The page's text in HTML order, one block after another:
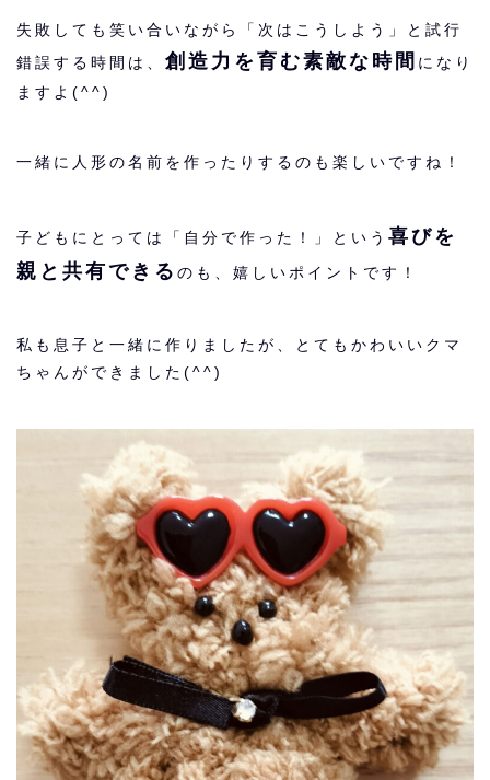
失敗しても笑い合いながら「次はこうしよう」と試行
錯誤する時間は、 創造力を育む素敵な時間 になり
ますよ(^^)
一緒に人形の名前を作ったりするのも楽しいですね！
子どもにとっては「自分で作った！」という 喜びを
親と共有できる のも、嬉しいポイントです！
私も息子と一緒に作りましたが、とてもかわいいクマ
ちゃんができました(^^)